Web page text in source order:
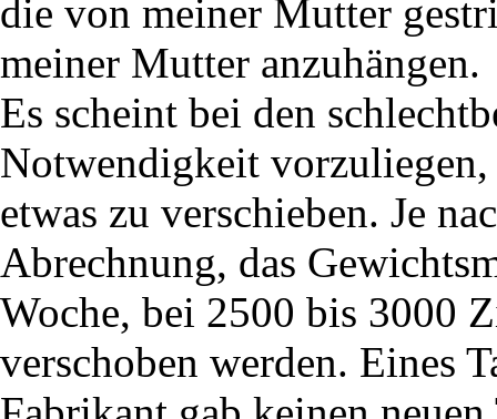
die von meiner Mutter
meiner Mutter anzuhängen.
Es scheint bei den
Notwendigkeit
etwas zu verschieben. Je
Abrechnung, das
Woche, bei 2500 bis 3000
verschoben werden. Eines